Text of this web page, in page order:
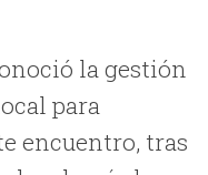
la gestión
para
encuentro, tras